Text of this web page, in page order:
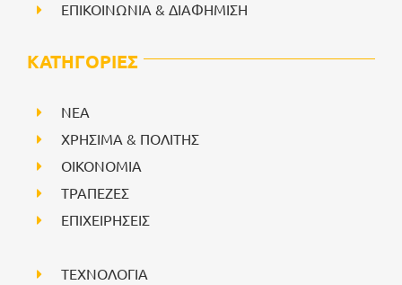
ΕΠΙΚΟΙΝΩΝΙΑ & ΔΙΑΦΗΜΙΣΗ
ΚΑΤΗΓΟΡΙΕΣ
NEA
ΧΡΗΣΙΜΑ & ΠΟΛΙΤΗΣ
ΟΙΚΟΝΟΜΙΑ
ΤΡΑΠΕΖΕΣ
ΕΠΙΧΕΙΡΗΣΕΙΣ
ΤΕΧΝΟΛΟΓΙΑ